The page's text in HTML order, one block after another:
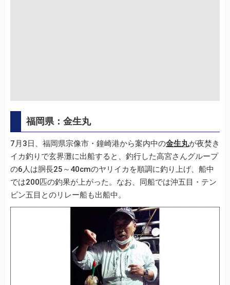
福岡県：金生丸
7月3日、福岡県宗像市・鐘崎港から案内中の金生丸が夜焚き
イカ釣りで玄界灘に出船すると、釣行した高宮さんグループ
の6人は胴長25～40cmのヤリイカを順調に釣り上げ、船中
では200匹の釣果が上がった。なお、同船では沖五目・テン
ビン五目とのリレー船も出船中。